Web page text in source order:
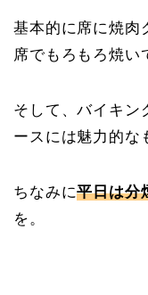
基本的に席に焼肉
席でもろもろ焼い
そして、バイキン
ースには魅力的な
ちなみに平日は分
を。